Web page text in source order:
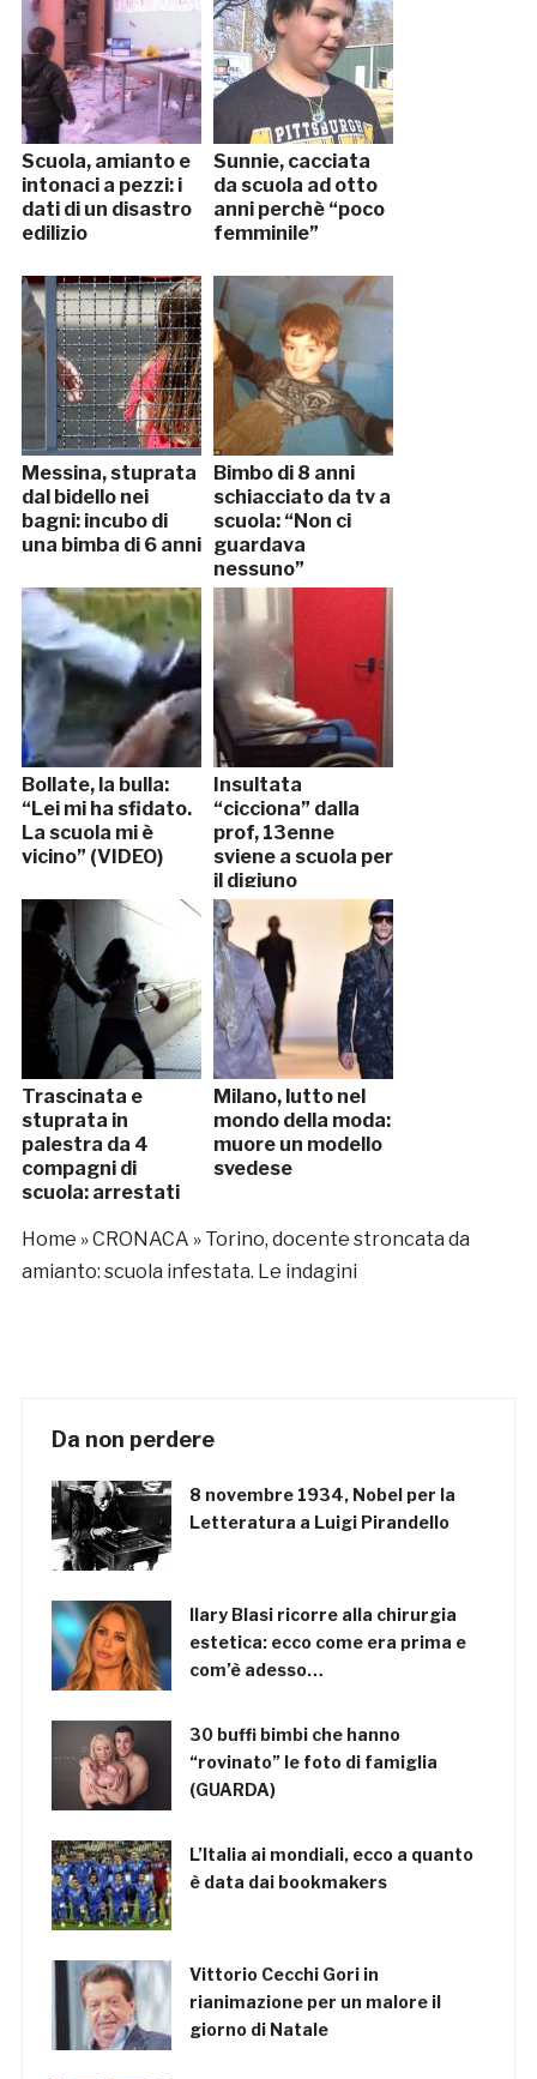
Scuola, amianto e
intonaci a pezzi: i
dati di un disastro
edilizio
Sunnie, cacciata
da scuola ad otto
anni perchè “poco
femminile”
Messina, stuprata
dal bidello nei
bagni: incubo di
una bimba di 6 anni
Bimbo di 8 anni
schiacciato da tv a
scuola: “Non ci
guardava
nessuno”
Bollate, la bulla:
“Lei mi ha sfidato.
La scuola mi è
vicino” (VIDEO)
Insultata
“cicciona” dalla
prof, 13enne
sviene a scuola per
il digiuno
Trascinata e
stuprata in
palestra da 4
compagni di
scuola: arrestati
Milano, lutto nel
mondo della moda:
muore un modello
svedese
Home »CRONACA » Torino, docente stroncata da
amianto: scuola infestata. Le indagini
Da non perdere
8 novembre 1934, Nobel per la
Letteratura a Luigi Pirandello
Ilary Blasi ricorre alla chirurgia
estetica: ecco come era prima e
com’è adesso…
30 buffi bimbi che hanno
“rovinato” le foto di famiglia
(GUARDA)
L’Italia ai mondiali, ecco a quanto
è data dai bookmakers
Vittorio Cecchi Gori in
rianimazione per un malore il
giorno di Natale